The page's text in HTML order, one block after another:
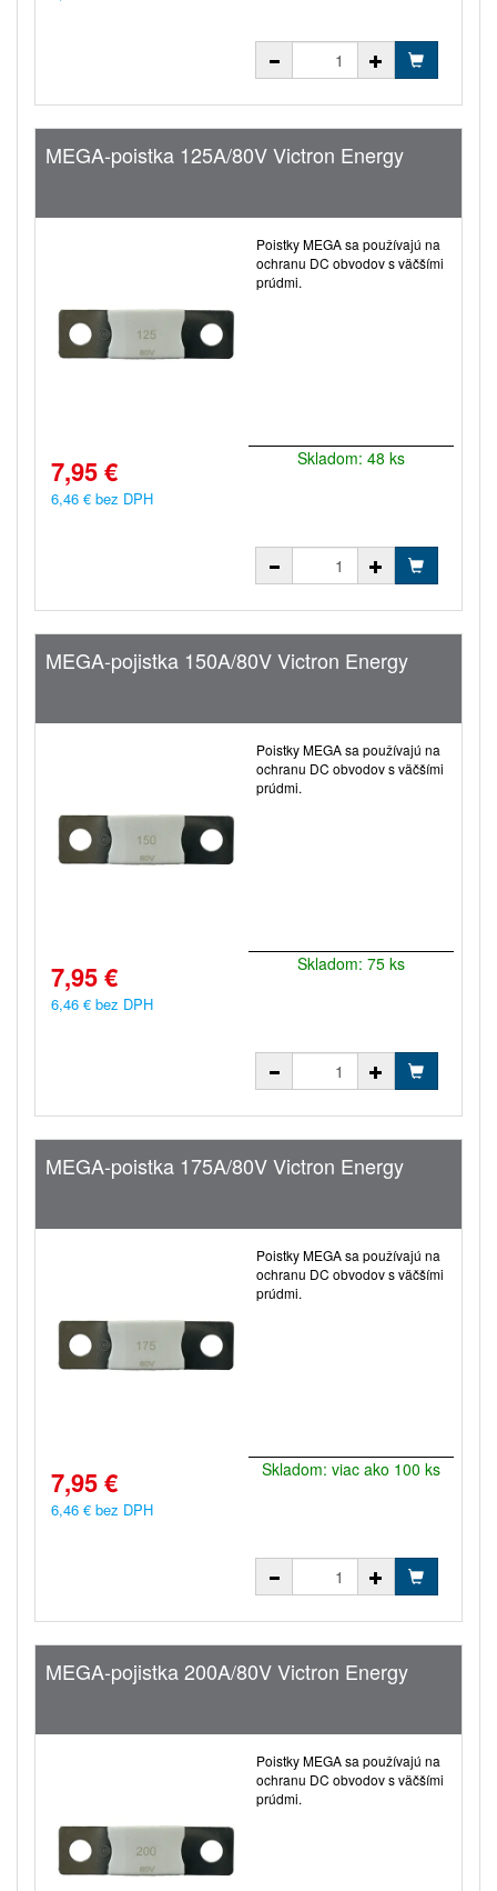
MEGA-poistka 125A/80V Victron Energy
Poistky MEGA sa používajú na
ochranu DC obvodov s väčšími
prúdmi.
7,95 €
6,46 € bez DPH
Skladom: 48 ks
MEGA-pojistka 150A/80V Victron Energy
Poistky MEGA sa používajú na
ochranu DC obvodov s väčšími
prúdmi.
7,95 €
6,46 € bez DPH
Skladom: 75 ks
MEGA-poistka 175A/80V Victron Energy
Poistky MEGA sa používajú na
ochranu DC obvodov s väčšími
prúdmi.
7,95 €
6,46 € bez DPH
Skladom: viac ako 100 ks
MEGA-pojistka 200A/80V Victron Energy
Poistky MEGA sa používajú na
ochranu DC obvodov s väčšími
prúdmi.